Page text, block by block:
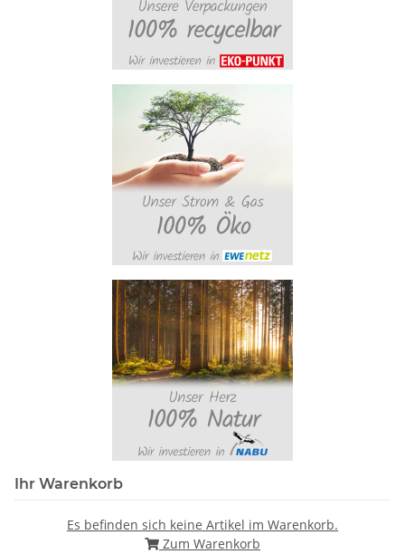
Ihr Warenkorb
Es befinden sich keine Artikel im Warenkorb.
Zum Warenkorb